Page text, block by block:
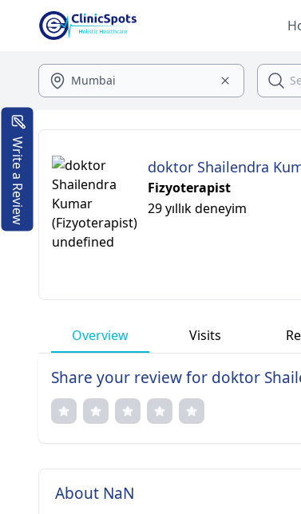
doktor Shailendra
Fizyoterapist
29 yıllık deneyim
Overview Visits
Share your review for doktor
About NaN
Write a Review